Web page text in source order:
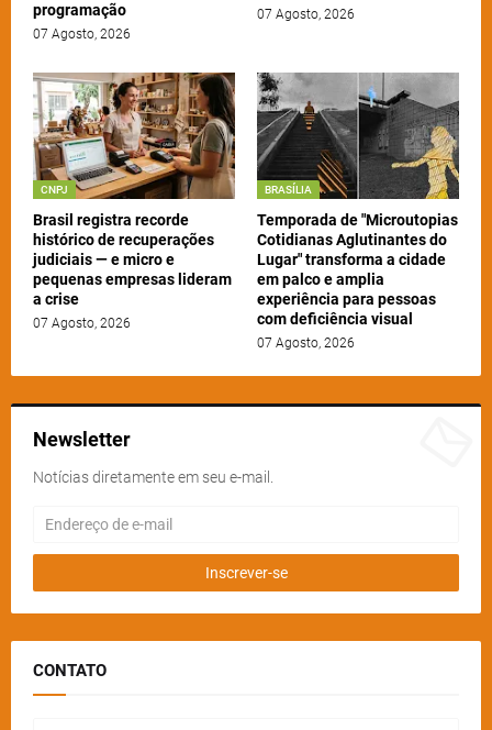
programação
07 Agosto, 2026
07 Agosto, 2026
CNPJ
Brasil registra recorde
histórico de recuperações
judiciais — e micro e
pequenas empresas lideram
a crise
07 Agosto, 2026
BRASÍLIA
Temporada de "Microutopias
Cotidianas Aglutinantes do
Lugar" transforma a cidade
em palco e amplia
experiência para pessoas
com deficiência visual
07 Agosto, 2026
Newsletter
Notícias diretamente em seu e-mail.
CONTATO